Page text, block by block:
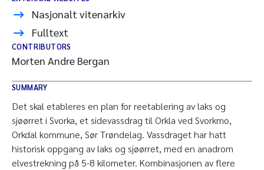
Nasjonalt vitenarkiv
Fulltext
CONTRIBUTORS
Morten Andre Bergan
SUMMARY
Det skal etableres en plan for reetablering av laks og
sjøørret i Svorka, et sidevassdrag til Orkla ved Svorkmo,
Orkdal kommune, Sør Trøndelag. Vassdraget har hatt
historisk oppgang av laks og sjøørret, med en anadrom
elvestrekning på 5-8 kilometer. Kombinasjonen av flere